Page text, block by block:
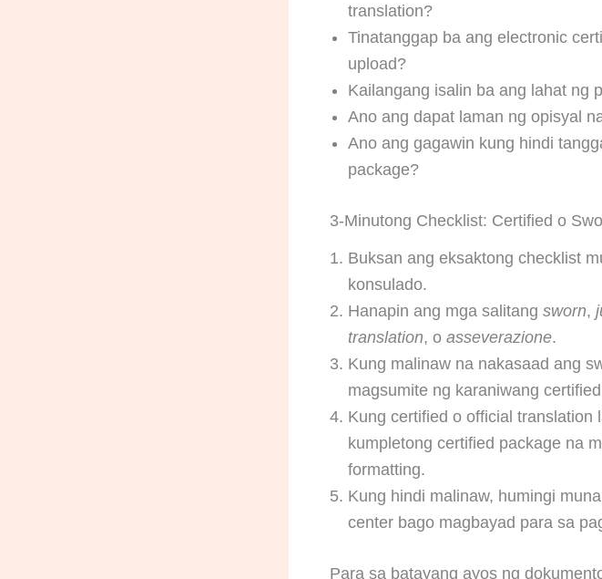
translation?
Tinatanggap ba ang electronic
upload?
Kailangang isalin ba ang lahat ng
Ano ang dapat laman ng opisyal
Ano ang gagawin kung hindi
package?
3-Minutong Checklist: Certified o
Buksan ang eksaktong checklist
konsulado.
Hanapin ang mga salitang sworn,
translation, o asseverazione.
Kung malinaw na nakasaad ang
magsumite ng karaniwang
Kung certified o official translation
kumpletong certified package na
formatting.
Kung hindi malinaw, humingi
center bago magbayad para sa
Para sa batayang ayos ng